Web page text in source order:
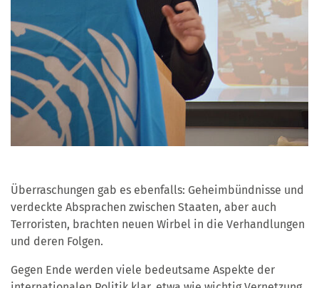
Überraschungen gab es ebenfalls: Geheimbündnisse und
verdeckte Absprachen zwischen Staaten, aber auch
Terroristen, brachten neuen Wirbel in die Verhandlungen
und deren Folgen.
Gegen Ende werden viele bedeutsame Aspekte der